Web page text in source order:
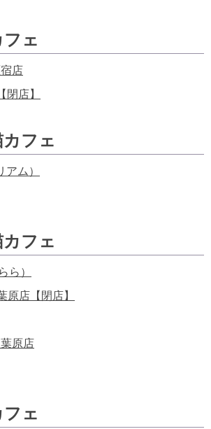
ェ
店
閉店】
フェ
ム）
フェ
ら）
原店【閉店】
原店
ェ